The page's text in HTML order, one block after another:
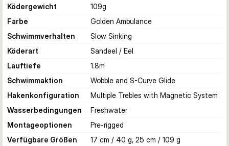
Ködergewicht
109g
Farbe
Golden Ambulance
Schwimmverhalten
Slow Sinking
Köderart
Sandeel / Eel
Lauftiefe
1.8m
Schwimmaktion
Wobble and S-Curve Glide
Hakenkonfiguration
Multiple Trebles with Magnetic System
Wasserbedingungen
Freshwater
Montageoptionen
Pre-rigged
Verfügbare Größen
17 cm / 40 g, 25 cm / 109 g